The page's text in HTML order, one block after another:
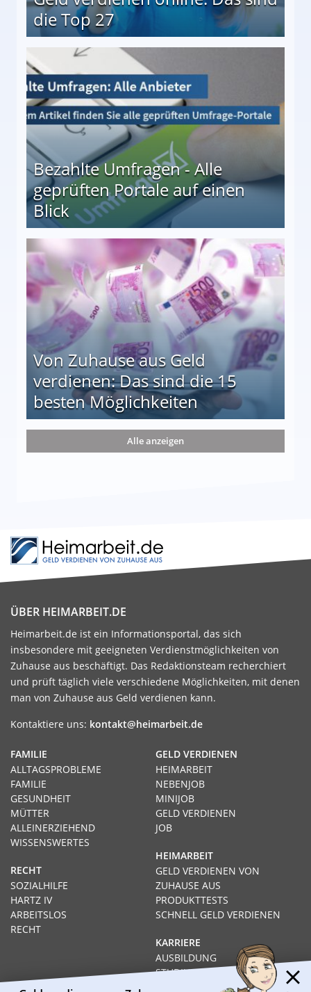
die Top 27
Bezahlte Umfragen - Alle
geprüften Portale auf einen
Blick
auf einen Blick
Von Zuhause aus Geld
verdienen: Das sind die 15
besten Möglichkeiten
die 15 besten Möglichkeiten
Alle anzeigen
ÜBER HEIMARBEIT.DE
Heimarbeit.de ist ein Informationsportal, das sich
insbesondere mit geeigneten Verdienstmöglichkeiten von
Zuhause aus beschäftigt. Das Redaktionsteam recherchiert
und prüft täglich viele verschiedene Möglichkeiten, mit denen
man von Zuhause aus Geld verdienen kann.
Kontaktiere uns: kontakt@heimarbeit.de
GELD VERDIENEN
HEIMARBEIT
NEBENJOB
MINIJOB
GELD VERDIENEN
JOB
HEIMARBEIT
GELD VERDIENEN VON
ZUHAUSE AUS
PRODUKTTESTS
SCHNELL GELD VERDIENEN
KARRIERE
AUSBILDUNG
STUDIUM
FAMILIE
ALLTAGSPROBLEME
FAMILIE
GESUNDHEIT
MÜTTER
ALLEINERZIEHEND
WISSENSWERTES
RECHT
SOZIALHILFE
HARTZ IV
ARBEITSLOS
RECHT